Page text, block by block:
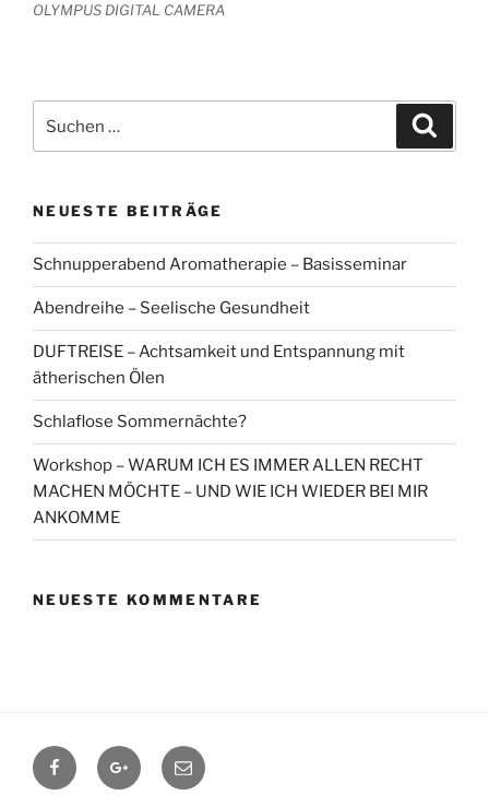
OLYMPUS DIGITAL CAMERA
nach:
NEUESTE BEITRÄGE
Schnupperabend Aromatherapie – Basisseminar
Abendreihe – Seelische Gesundheit
DUFTREISE – Achtsamkeit und Entspannung mit
ätherischen Ölen
Schlaflose Sommernächte?
Workshop – WARUM ICH ES IMMER ALLEN RECHT
MACHEN MÖCHTE – UND WIE ICH WIEDER BEI MIR
ANKOMME
NEUESTE KOMMENTARE
FacebookGoogle+Contact
me